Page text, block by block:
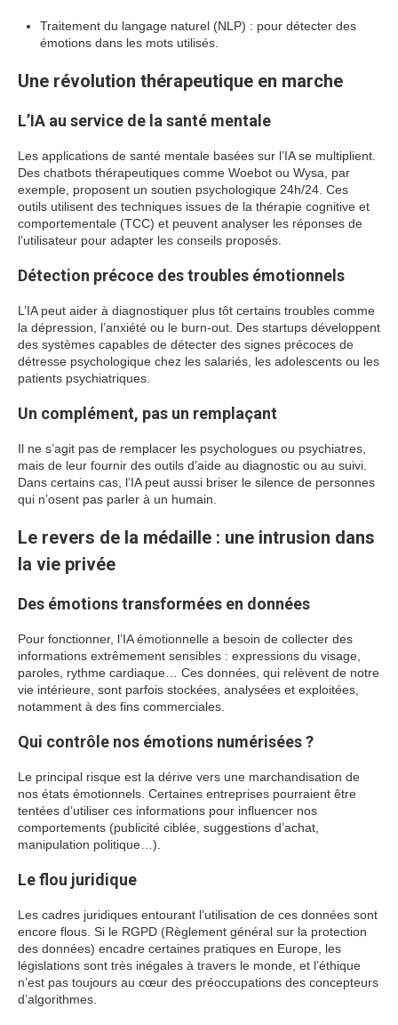
Traitement du langage naturel (NLP) : pour détecter des
émotions dans les mots utilisés.
Une révolution thérapeutique en marche
L’IA au service de la santé mentale
Les applications de santé mentale basées sur l’IA se multiplient.
Des chatbots thérapeutiques comme Woebot ou Wysa, par
exemple, proposent un soutien psychologique 24h/24. Ces
outils utilisent des techniques issues de la thérapie cognitive et
comportementale (TCC) et peuvent analyser les réponses de
l’utilisateur pour adapter les conseils proposés.
Détection précoce des troubles émotionnels
L’IA peut aider à diagnostiquer plus tôt certains troubles comme
la dépression, l’anxiété ou le burn-out. Des startups développent
des systèmes capables de détecter des signes précoces de
détresse psychologique chez les salariés, les adolescents ou les
patients psychiatriques.
Un complément, pas un remplaçant
Il ne s’agit pas de remplacer les psychologues ou psychiatres,
mais de leur fournir des outils d’aide au diagnostic ou au suivi.
Dans certains cas, l’IA peut aussi briser le silence de personnes
qui n’osent pas parler à un humain.
Le revers de la médaille : une intrusion dans
la vie privée
Des émotions transformées en données
Pour fonctionner, l’IA émotionnelle a besoin de collecter des
informations extrêmement sensibles : expressions du visage,
paroles, rythme cardiaque… Ces données, qui relèvent de notre
vie intérieure, sont parfois stockées, analysées et exploitées,
notamment à des fins commerciales.
Qui contrôle nos émotions numérisées ?
Le principal risque est la dérive vers une marchandisation de
nos états émotionnels. Certaines entreprises pourraient être
tentées d’utiliser ces informations pour influencer nos
comportements (publicité ciblée, suggestions d’achat,
manipulation politique…).
Le flou juridique
Les cadres juridiques entourant l’utilisation de ces données sont
encore flous. Si le RGPD (Règlement général sur la protection
des données) encadre certaines pratiques en Europe, les
législations sont très inégales à travers le monde, et l’éthique
n’est pas toujours au cœur des préoccupations des concepteurs
d’algorithmes.